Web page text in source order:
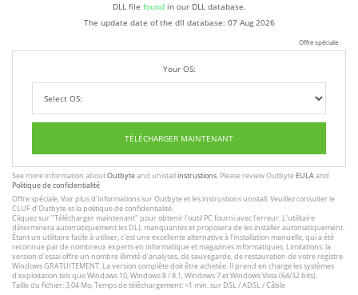
DLL file foundin our DLL database.
The update date of the dll database: 07 Aug 2026
Offre spéciale
Your OS:
TÉLÉCHARGER MAINTENANT
See more information aboutOutbyteand unistallinstrustions. Please review Outbyte EULAand
Politique de confidentialité
Offre spéciale. Voir plus d'informations surOutbyteet lesinstrustions unistall. Veuillez consulter le
CLUFd'Outbyte etla politique de confidentialité.
Cliquez sur"Télécharger maintenant" pour obtenir l'outil PC fourni avec l'erreur. L'utilitaire
déterminera automatiquement les DLL manquantes et proposera de les installer automatiquement.
Étant un utilitaire facile à utiliser, c'est une excellente alternative à l'installation manuelle, qui a été
reconnue par de nombreux experts en informatique et magazines informatiques. Limitations: la
version d'essai offre un nombre illimité d'analyses, de sauvegarde, de restauration de votre registre
Windows GRATUITEMENT. La version complète doit être achetée. Il prend en charge les systèmes
d'exploitation tels que Windows 10, Windows 8 / 8.1, Windows 7 et Windows Vista (64/32 bits).
Taille du fichier: 3,04 Mo, Temps de téléchargement: <1 min. sur DSL / ADSL / Câble